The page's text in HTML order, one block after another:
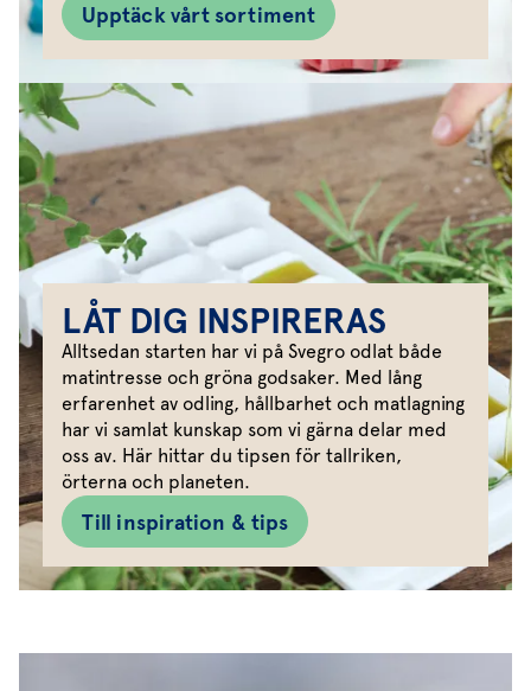
Upptäck vårt sortiment
LÅT DIG INSPIRERAS
Alltsedan starten har vi på Svegro odlat både
matintresse och gröna godsaker. Med lång
erfarenhet av odling, hållbarhet och matlagning
har vi samlat kunskap som vi gärna delar med
oss av. Här hittar du tipsen för tallriken,
örterna och planeten.
Till inspiration & tips